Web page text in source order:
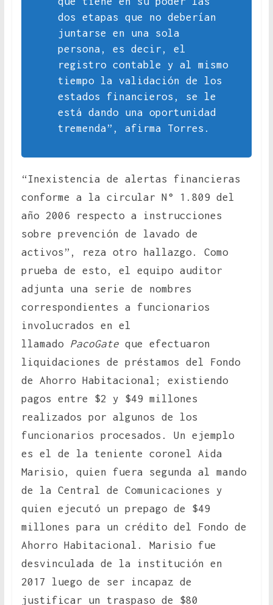
dos etapas que no deberían
juntarse en una sola
persona, es decir, el
registro contable y al mismo
tiempo la validación de los
estados financieros, se le
está dando una oportunidad
tremenda”, afirma Torres.
“Inexistencia de alertas financieras
conforme a la circular N° 1.809 del
año 2006 respecto a instrucciones
sobre prevención de lavado de
activos”, reza otro hallazgo. Como
prueba de esto, el equipo auditor
adjunta una serie de nombres
correspondientes a funcionarios
involucrados en el
llamado PacoGateque efectuaron
liquidaciones de préstamos del Fondo
de Ahorro Habitacional; existiendo
pagos entre $2 y $49 millones
realizados por algunos de los
funcionarios procesados. Un ejemplo
es el de la teniente coronel Aida
Marisio, quien fuera segunda al mando
de la Central de Comunicaciones y
quien ejecutó un prepago de $49
millones para un crédito del Fondo de
Ahorro Habitacional. Marisio fue
desvinculada de la institución en
2017 luego de ser incapaz de
justificar un traspaso de $80